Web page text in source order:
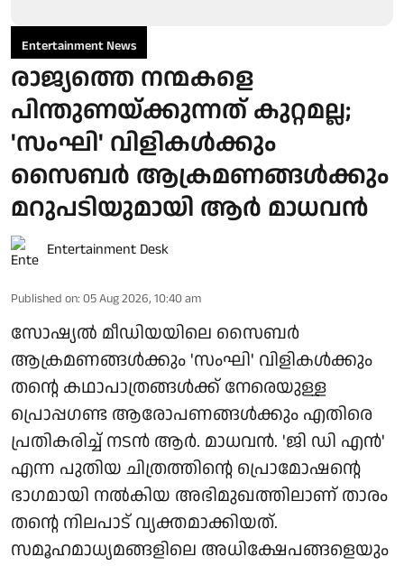
Entertainment News
രാജ്യത്തെ നന്മകളെ
പിന്തുണയ്ക്കുന്നത് കുറ്റമല്ല;
'സംഘി' വിളികൾക്കും
സൈബർ ആക്രമണങ്ങൾക്കും
മറുപടിയുമായി ആർ മാധവൻ
Entertainment Desk
Published on: 05 Aug 2026, 10:40 am
സോഷ്യൽ മീഡിയയിലെ സൈബർ
ആക്രമണങ്ങൾക്കും 'സംഘി' വിളികൾക്കും
തന്റെ കഥാപാത്രങ്ങൾക്ക് നേരെയുള്ള
പ്രൊപ്പഗണ്ട ആരോപണങ്ങൾക്കും എതിരെ
പ്രതികരിച്ച് നടൻ ആർ. മാധവൻ. 'ജി ഡി എൻ'
എന്ന പുതിയ ചിത്രത്തിന്റെ പ്രൊമോഷന്റെ
ഭാഗമായി നൽകിയ അഭിമുഖത്തിലാണ് താരം
തന്റെ നിലപാട് വ്യക്തമാക്കിയത്.
സമൂഹമാധ്യമങ്ങളിലെ അധിക്ഷേപങ്ങളെയും